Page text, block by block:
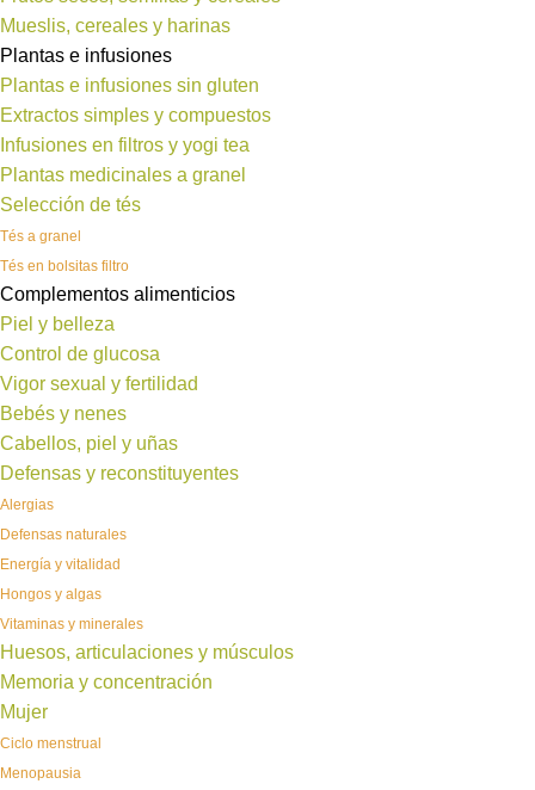
Mueslis, cereales y harinas
Plantas e infusiones
Plantas e infusiones sin gluten
Extractos simples y compuestos
Infusiones en filtros y yogi tea
Plantas medicinales a granel
Selección de tés
Tés a granel
Tés en bolsitas filtro
Complementos alimenticios
Piel y belleza
Control de glucosa
Vigor sexual y fertilidad
Bebés y nenes
Cabellos, piel y uñas
Defensas y reconstituyentes
Alergias
Defensas naturales
Energía y vitalidad
Hongos y algas
Vitaminas y minerales
Huesos, articulaciones y músculos
Memoria y concentración
Mujer
Ciclo menstrual
Menopausia